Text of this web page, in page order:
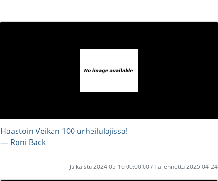
Haastoin Veikan 100 urheilulajissa!
― Roni Back
Julkaistu 2024-05-16 00:00:00 / Tallennettu 2025-04-24